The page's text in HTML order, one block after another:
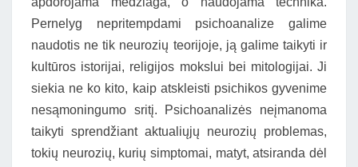
Pernelyg nepritempdami psichoanalize galime
naudotis ne tik neurozių teorijoje, ją galime taikyti ir
kultūros istorijai, religijos mokslui bei mitologijai. Ji
siekia ne ko kito, kaip atskleisti psichikos gyvenime
nesąmoningumo sritį. Psichoanalizės neįmanoma
taikyti sprendžiant aktualiųjų neurozių problemas,
tokių neurozių, kurių simptomai, matyt, atsiranda dėl